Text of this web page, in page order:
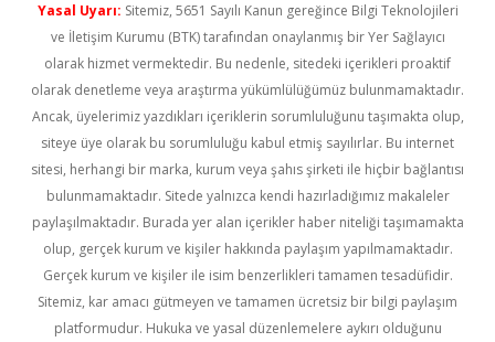
Yasal Uyarı: Sitemiz, 5651 Sayılı Kanun gereğince Bilgi Teknolojileri
ve İletişim Kurumu (BTK) tarafından onaylanmış bir Yer Sağlayıcı
olarak hizmet vermektedir. Bu nedenle, sitedeki içerikleri proaktif
olarak denetleme veya araştırma yükümlülüğümüz bulunmamaktadır.
Ancak, üyelerimiz yazdıkları içeriklerin sorumluluğunu taşımakta olup,
siteye üye olarak bu sorumluluğu kabul etmiş sayılırlar. Bu internet
sitesi, herhangi bir marka, kurum veya şahıs şirketi ile hiçbir bağlantısı
bulunmamaktadır. Sitede yalnızca kendi hazırladığımız makaleler
paylaşılmaktadır. Burada yer alan içerikler haber niteliği taşımamakta
olup, gerçek kurum ve kişiler hakkında paylaşım yapılmamaktadır.
Gerçek kurum ve kişiler ile isim benzerlikleri tamamen tesadüfidir.
Sitemiz, kar amacı gütmeyen ve tamamen ücretsiz bir bilgi paylaşım
platformudur. Hukuka ve yasal düzenlemelere aykırı olduğunu